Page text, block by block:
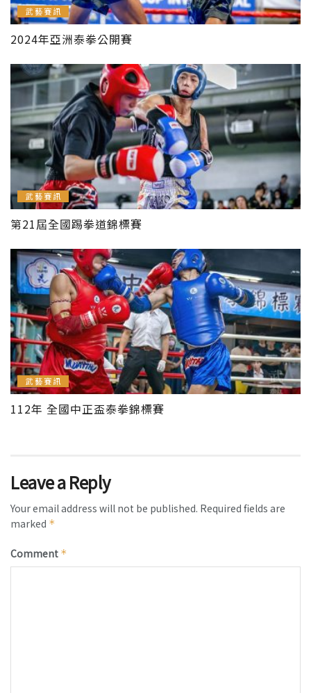
武藝賽訊
2024年亞洲泰拳公開賽
武藝賽訊
第21屆全國踢拳道錦標賽
武藝賽訊
112年 全國中正盃泰拳錦標賽
Leave a Reply
Your email address will not be published. Required fields are
marked *
Comment *